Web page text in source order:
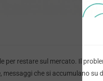
per restare sul mercato. Il
che si accumulano su